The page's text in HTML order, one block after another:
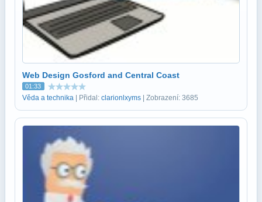
Web Design Gosford and Central Coast
01:33
Věda a technika | Přidal: clarionlxyms | Zobrazení: 3685